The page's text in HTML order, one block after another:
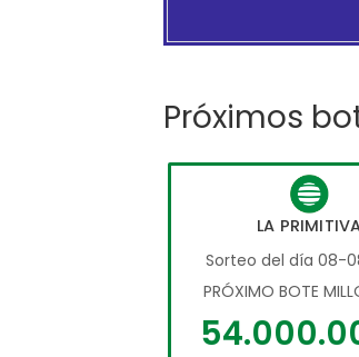
Próximos
LA
Sorteo del día 08-
PRÓXIMO BOTE